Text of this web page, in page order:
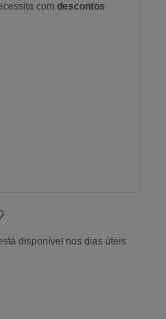
com descontos
disponível nos dias úteis